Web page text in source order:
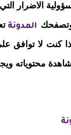
الاضرار
المدونة
كنت لا توافق
محتوياته